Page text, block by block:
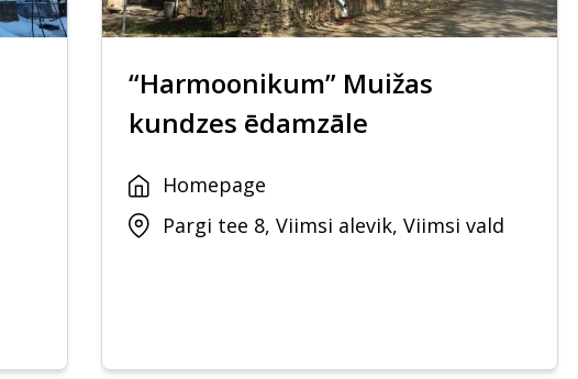
“Harmoonikum” Muižas
kundzes ēdamzāle
Homepage
Pargi tee 8, Viimsi alevik, Viimsi vald